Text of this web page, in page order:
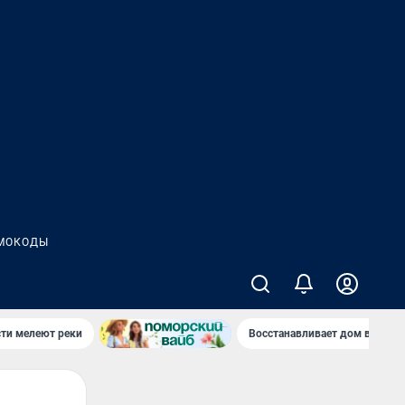
мелеют реки Восстанавливает дом в